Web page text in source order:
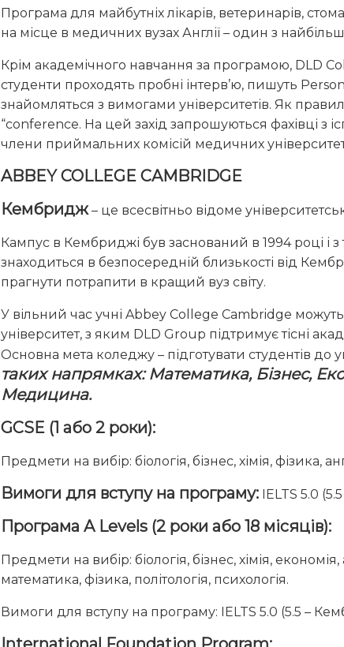
Програма для майбутніх лікарів, ветеринарів,
на місце в медичних вузах Англії – один з найбільш
Крім академічного навчання за програмою, DLD
студенти проходять пробні інтерв’ю, пишуть
знайомляться з вимогами університетів. Як
“conference. На цей захід запрошуються фахівці з
члени приймальних комісій медичних
ABBEY COLLEGE CAMBRIDGE
Кембридж– це всесвітньо відоме
Кампус в Кембриджі був заснований в 1994 році і
знаходиться в безпосередній близькості від
прагнути потрапити в кращий вуз світу.
У вільний час учні Abbey College Cambridge
університет, з яким DLD Group підтримує тісні
Основна мета коледжу – підготувати студентів до
таких напрямках: Математика, Бізнес,
Медицина.
GCSE (1 або 2 роки):
Предмети на вибір: біологія, бізнес, хімія, фізика,
Вимоги для вступу на програму:IELTS 5.0
Програма A Levels (2 роки або 18 місяців):
Предмети на вибір: біологія, бізнес, хімія,
математика, фізика, політологія, психологія.
Вимоги для вступу на програму: IELTS 5.0 (5.5 –